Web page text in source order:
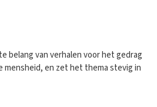
belang van verhalen voor het gedrag
mensheid, en zet het thema stevig in